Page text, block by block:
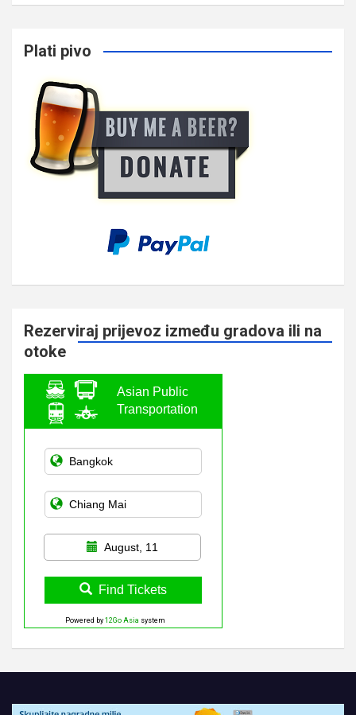
Plati pivo
Rezerviraj prijevoz između gradova ili na
otoke
Asian Public
Transportation
August, 11
Find Tickets
Powered by 12Go Asia system